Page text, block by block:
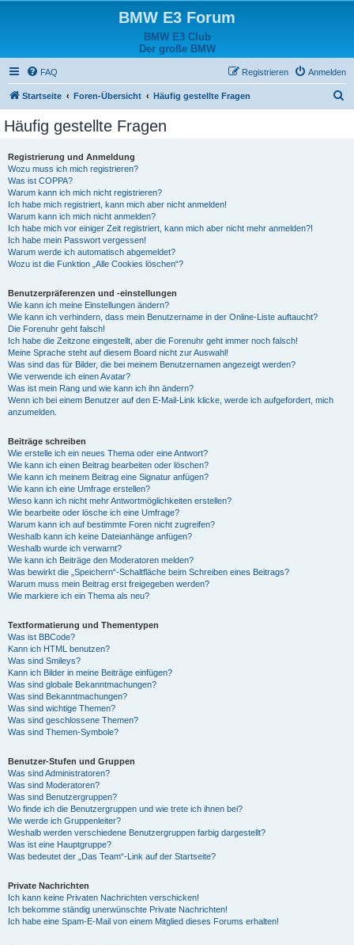
BMW E3 Forum
BMW E3 Club
Der große BMW
FAQ Anmelden
Registrieren
Startseite Foren-Übersicht Häufig gestellte Fragen
Häufig gestellte Fragen
Registrierung und Anmeldung
Wozu muss ich mich registrieren?
Was ist COPPA?
Warum kann ich mich nicht registrieren?
Ich habe mich registriert, kann mich aber nicht anmelden!
Warum kann ich mich nicht anmelden?
Ich habe mich vor einiger Zeit registriert, kann mich aber nicht mehr anmelden?!
Ich habe mein Passwort vergessen!
Warum werde ich automatisch abgemeldet?
Wozu ist die Funktion „Alle Cookies löschen“?
Benutzerpräferenzen und -einstellungen
Wie kann ich meine Einstellungen ändern?
Wie kann ich verhindern, dass mein Benutzername in der Online-Liste auftaucht?
Die Forenuhr geht falsch!
Ich habe die Zeitzone eingestellt, aber die Forenuhr geht immer noch falsch!
Meine Sprache steht auf diesem Board nicht zur Auswahl!
Was sind das für Bilder, die bei meinem Benutzernamen angezeigt werden?
Wie verwende ich einen Avatar?
Was ist mein Rang und wie kann ich ihn ändern?
Wenn ich bei einem Benutzer auf den E-Mail-Link klicke, werde ich aufgefordert, mich
anzumelden.
Beiträge schreiben
Wie erstelle ich ein neues Thema oder eine Antwort?
Wie kann ich einen Beitrag bearbeiten oder löschen?
Wie kann ich meinem Beitrag eine Signatur anfügen?
Wie kann ich eine Umfrage erstellen?
Wieso kann ich nicht mehr Antwortmöglichkeiten erstellen?
Wie bearbeite oder lösche ich eine Umfrage?
Warum kann ich auf bestimmte Foren nicht zugreifen?
Weshalb kann ich keine Dateianhänge anfügen?
Weshalb wurde ich verwarnt?
Wie kann ich Beiträge den Moderatoren melden?
Was bewirkt die „Speichern“-Schaltfläche beim Schreiben eines Beitrags?
Warum muss mein Beitrag erst freigegeben werden?
Wie markiere ich ein Thema als neu?
Textformatierung und Thementypen
Was ist BBCode?
Kann ich HTML benutzen?
Was sind Smileys?
Kann ich Bilder in meine Beiträge einfügen?
Was sind globale Bekanntmachungen?
Was sind Bekanntmachungen?
Was sind wichtige Themen?
Was sind geschlossene Themen?
Was sind Themen-Symbole?
Benutzer-Stufen und Gruppen
Was sind Administratoren?
Was sind Moderatoren?
Was sind Benutzergruppen?
Wo finde ich die Benutzergruppen und wie trete ich ihnen bei?
Wie werde ich Gruppenleiter?
Weshalb werden verschiedene Benutzergruppen farbig dargestellt?
Was ist eine Hauptgruppe?
Was bedeutet der „Das Team“-Link auf der Startseite?
Private Nachrichten
Ich kann keine Privaten Nachrichten verschicken!
Ich bekomme ständig unerwünschte Private Nachrichten!
Ich habe eine Spam-E-Mail von einem Mitglied dieses Forums erhalten!